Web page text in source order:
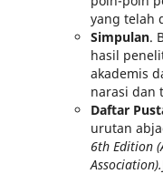
yang telah
Simpulan.
hasil
akademis
narasi dan
Daftar
urutan
6th Edition
Association).